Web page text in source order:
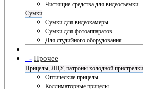
Чистящие средства для видеосъемки
Сумки
Сумки для видеокамеры
Сумки для фотоаппаратов
Для студийного оборудования
+- Прочее
Прицелы, ЛЦУ, патроны холодной
Оптические прицелы
Коллиматорные прицелы